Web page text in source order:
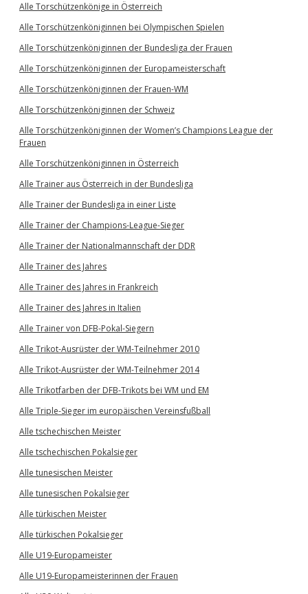
Alle Torschützenkönige in Österreich
Alle Torschützenköniginnen bei Olympischen Spielen
Alle Torschützenköniginnen der Bundesliga der Frauen
Alle Torschützenköniginnen der Europameisterschaft
Alle Torschützenköniginnen der Frauen-WM
Alle Torschützenköniginnen der Schweiz
Alle Torschützenköniginnen der Women’s Champions League der
Frauen
Alle Torschützenköniginnen in Österreich
Alle Trainer aus Österreich in der Bundesliga
Alle Trainer der Bundesliga in einer Liste
Alle Trainer der Champions-League-Sieger
Alle Trainer der Nationalmannschaft der DDR
Alle Trainer des Jahres
Alle Trainer des Jahres in Frankreich
Alle Trainer des Jahres in Italien
Alle Trainer von DFB-Pokal-Siegern
Alle Trikot-Ausrüster der WM-Teilnehmer 2010
Alle Trikot-Ausrüster der WM-Teilnehmer 2014
Alle Trikotfarben der DFB-Trikots bei WM und EM
Alle Triple-Sieger im europäischen Vereinsfußball
Alle tschechischen Meister
Alle tschechischen Pokalsieger
Alle tunesischen Meister
Alle tunesischen Pokalsieger
Alle türkischen Meister
Alle türkischen Pokalsieger
Alle U19-Europameister
Alle U19-Europameisterinnen der Frauen